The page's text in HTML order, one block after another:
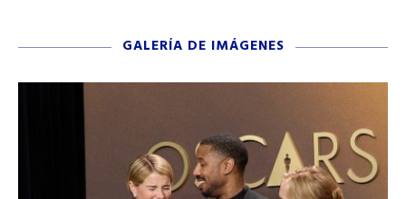
GALERÍA DE IMÁGENES